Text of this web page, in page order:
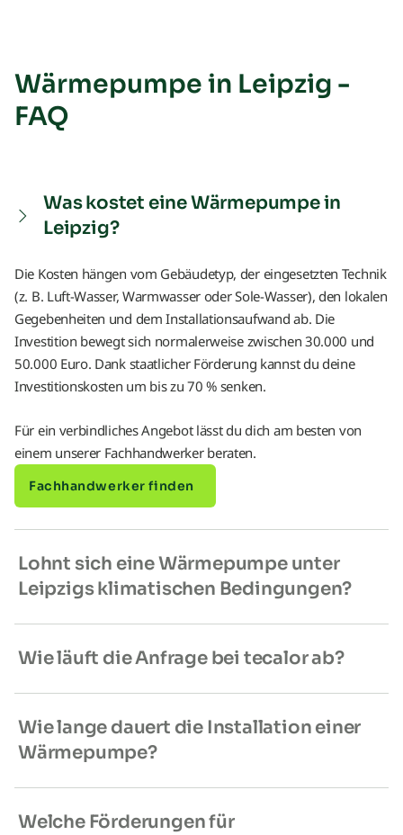
Wärmepumpe in Leipzig -
FAQ
Was kostet eine Wärmepumpe in
Leipzig?
Die Kosten hängen vom Gebäudetyp, der eingesetzten Technik
(z. B. Luft-Wasser, Warmwasser oder Sole-Wasser), den lokalen
Gegebenheiten und dem Installationsaufwand ab. Die
Investition bewegt sich normalerweise zwischen 30.000 und
50.000 Euro. Dank staatlicher Förderung kannst du deine
Investitionskosten um bis zu 70 % senken.
Für ein verbindliches Angebot lässt du dich am besten von
einem unserer Fachhandwerker beraten.
Fachhandwerker finden
Lohnt sich eine Wärmepumpe unter
Leipzigs klimatischen Bedingungen?
Wie läuft die Anfrage bei tecalor ab?
Wie lange dauert die Installation einer
Wärmepumpe?
Welche Förderungen für